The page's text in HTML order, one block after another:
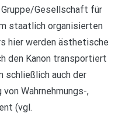
Gesellschaft für
staatlich organisierten
hier werden ästhetische
den Kanon transportiert
schließlich auch der
Wahrnehmungs-,
(vgl.